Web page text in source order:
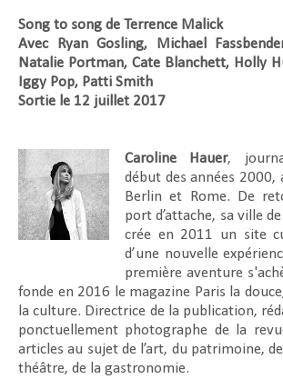
Song to song de Terrence Malick
Avec Ryan Gosling, Michael
Natalie Portman, Cate Blanchett, Holly
Iggy Pop, Patti Smith
Sortie le 12 juillet 2017
Caroline Hauer,
début des années 2000,
Berlin et Rome. De
port d’attache, sa ville
crée en 2011 un site
d’une nouvelle
première aventure
fonde en 2016 le magazine Paris la
la culture. Directrice de la publication,
ponctuellement photographe de la
articles au sujet de l’art, du patrimoine,
théâtre, de la gastronomie.